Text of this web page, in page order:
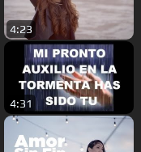
4:23
4:31